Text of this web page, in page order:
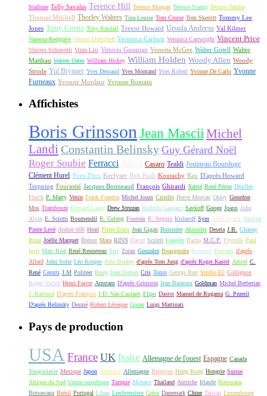
Stallone Telly Savalas Terence Hill Terence Morgan Terence Stamp Tetsuro Tamba
Thomas Mitchell Thorley Walters Tina Louise Tom Cruise Tom Skerritt Tommy Lee
Jones Tony Curtis Tony Randall Trevor Howard Ursula Andress Val Kilmer
Vanessa Redgrave Vernon Dobtcheff Veronica Carlson Veronica Cartwright Vincent Price
Vincent Schiavelli Virna Lisi Vittorio Gassman Vonetta McGee Walter Gotell Walter
Matthau Warren Oates William Hickey William Holden Woody Allen Woody
Strode Yul Brynner Yves Deniaud Yves Montand Yves Robert Yvonne De Carlo Yvonne
Furneaux Yvonne Monlaur Yvonne Romain
Affichistes
Boris Grinsson Jean Mascii Michel
Landi Constantin Belinsky Guy Gérard Noël
Roger Soubie Ferracci Allard Casaro Tealdi Jouineau Bourduge
Clément Hurel Yves Thos Kerfyser Bob Peak Koutachy Rau D'après Howard
Terpning Fourastié Jacques Bonneaud François Ghirardi Xarrié René Péron Druillet
Floc'h P. Marty Venin Frank Frazetta Michel Jouin Ciriello Hervé Morvan Okley Gourdon
Mos Trambouze Bernard Lancy Drew Struzan Rodolfo Gasparri Savkoff Googe Joann John
Alvin E. Sciotti Boumendil R. Geleng Fouteau R. Seguin Kislaroff Sym Alain Lynch Vaissier
Pierre Levé Atelier 606 Head Pierre Etaix Jean Gigax Boissière Akinstler Deseta J.B.
Chanay
Brini Joëlle Marquet Brénot Mara RINN David Sciotti Faugère Bacha M.C.P. Peyrolle Paul
Igert Marc Réal René Renneteau Siry Zoran Gonzalez Beaugendre Bertrand Piovano d'après
Allard John Solie Léo Kouper John Berkey d'après Tom Jung d'après Roger Kastel Amsel C.
René Cerutti J.M Politeer Bouy Jean Simon Cris Tonin George Barr Studio E2 Collignon
Roger Vacher Henri Faivre Arnstam D'après Grinsson Jean Barnoux Goldman Michel Berberian
J. Barbaud D'après François J.D. Van Caulaert Flipo Dastor Manuel de Rugama G. Pezeril
D'après Belinsky Desmé Robert Lévèque Gruau Luigi Martinati
Pays de production
USA France UK Italie Allemagne de l'ouest Espagne Canada
Yougoslavie Mexique Japon Australie Allemagne Belgique Hong Kong Hongrie Suisse
Afrique du Sud Union soviétique Turquie Monaco Thaïland Autriche Irlande Botswana
Botsawana Brésil Portugal Liban Liechtenstein Grèce Danemark Chine Taïwan Luxembourg